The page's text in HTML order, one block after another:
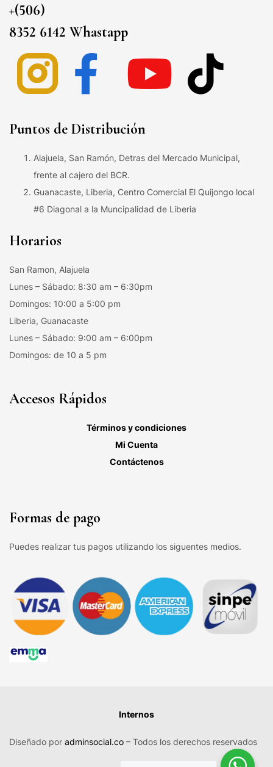
+(506)
8352 6142 Whastapp
Puntos de Distribución
Alajuela, San Ramón, Detras del Mercado Municipal,
frente al cajero del BCR.
Guanacaste, Liberia, Centro Comercial El Quijongo local
#6 Diagonal a la Muncipalidad de Liberia
Horarios
San Ramon, Alajuela
Lunes – Sábado: 8:30 am – 6:30pm
Domingos: 10:00 a 5:00 pm
Liberia, Guanacaste
Lunes – Sábado: 9:00 am – 6:00pm
Domingos: de 10 a 5 pm
Accesos Rápidos
Términos y condiciones
Mi Cuenta
Contáctenos
Formas de pago
Puedes realizar tus pagos utilizando los siguentes medios.
Diseñado por adminsocial.co – Todos los derechos reservados
Internos